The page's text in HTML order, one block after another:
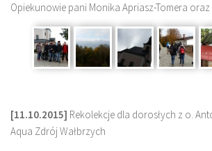
Opiekunowie pani Monika Apriasz-Tomera oraz
[11.10.2015] Rekolekcje dla dorosłych z o.
Aqua Zdrój Wałbrzych